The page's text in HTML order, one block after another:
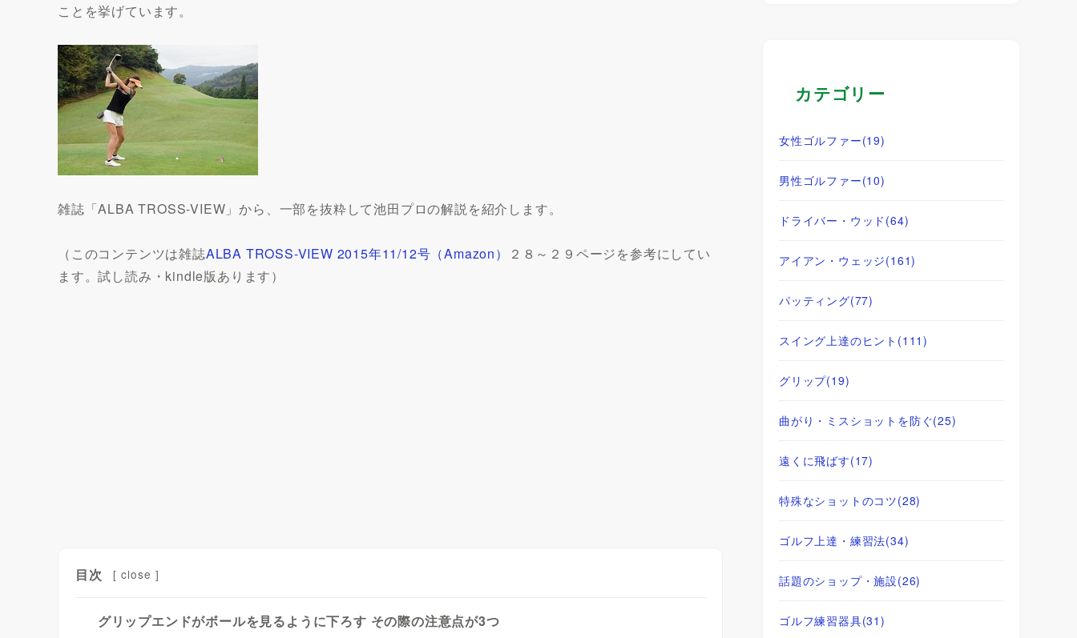
ことを挙げています。
雑誌「ALBA TROSS-VIEW」から、一部を抜粋して池田プロの解説を紹介します。
（このコンテンツは雑誌ALBA TROSS-VIEW 2015年11/12号（Amazon）
２８～２９ページを参考にしてい
ます。試し読み・kindle版あります）
目次 [ close ]
グリップエンドがボールを見るように下ろす その際の注意点が3つ
カテゴリー
女性ゴルファー(19)
男性ゴルファー(10)
ドライバー・ウッド (64)
アイアン・ウェッジ(161)
パッティング(77)
スイング上達のヒント (111)
グリップ(19)
曲がり・ミスショットを防ぐ(25)
遠くに飛ばす(17)
特殊なショットのコツ(28)
ゴルフ上達・練習法(34)
話題のショップ・施設(26)
ゴルフ練習器具(31)